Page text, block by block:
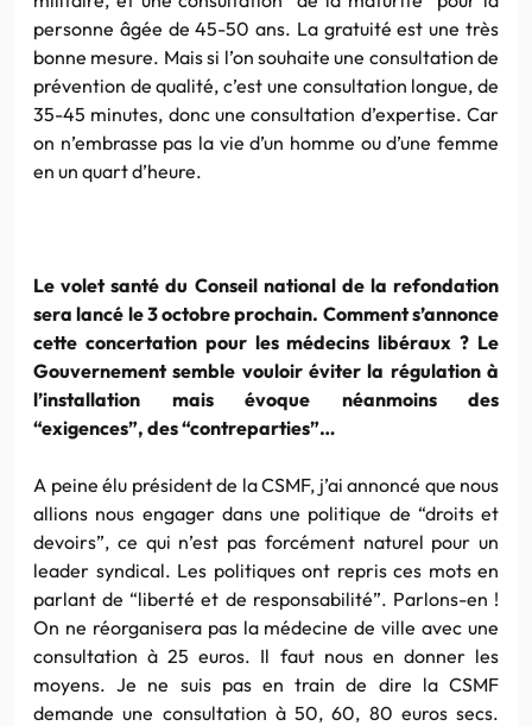
personne âgée de 45-50 ans. La gratuité est une très
bonne mesure. Mais si l’on souhaite une consultation de
prévention de qualité, c’est une consultation longue, de
35-45 minutes, donc une consultation d’expertise. Car
on n’embrasse pas la vie d’un homme ou d’une femme
en un quart d’heure.
Le volet santé du Conseil national de la refondation
sera lancé le 3 octobre prochain. Comment s’annonce
cette concertation pour les médecins libéraux ? Le
Gouvernement semble vouloir éviter la régulation à
l’installation mais évoque néanmoins des
“exigences”, des “contreparties”…
A peine élu président de la CSMF, j’ai annoncé que nous
allions nous engager dans une politique de “droits et
devoirs”, ce qui n’est pas forcément naturel pour un
leader syndical. Les politiques ont repris ces mots en
parlant de “liberté et de responsabilité”. Parlons-en !
On ne réorganisera pas la médecine de ville avec une
consultation à 25 euros. Il faut nous en donner les
moyens. Je ne suis pas en train de dire la CSMF
demande une consultation à 50, 60, 80 euros secs.